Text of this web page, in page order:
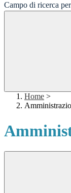
Campo di ricerca
Home >